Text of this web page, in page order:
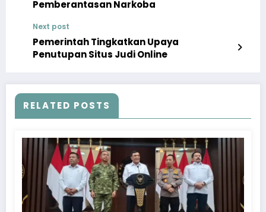
Pemberantasan Narkoba
Next post
Pemerintah Tingkatkan Upaya
Penutupan Situs Judi Online
RELATED POSTS